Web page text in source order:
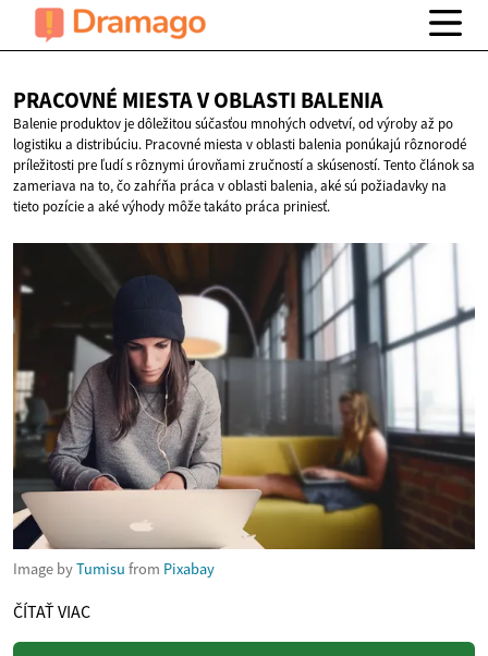
PRACOVNÉ MIESTA VOBLASTI BALENIA
Balenie produktov je dôležitou súčasťou mnohých odvetví, od výroby až po
logistiku a distribúciu. Pracovné miesta v oblasti balenia ponúkajú rôznorodé
príležitosti pre ľudí s rôznymi úrovňami zručností a skúseností. Tento článok sa
zameriava na to, čo zahŕňa práca v oblasti balenia, aké sú požiadavky na
tieto pozície a aké výhody môže takáto práca priniesť.
Image byTumisu from Pixabay
ČÍTAŤ VIAC